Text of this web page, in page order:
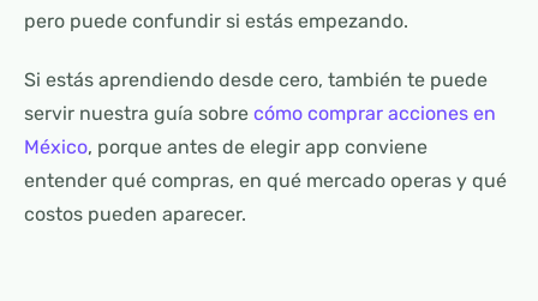
pero puede confundir si estás empezando.
Si estás aprendiendo desde cero, también te puede
servir nuestra guía sobre cómo comprar acciones en
México, porque antes de elegir app conviene
entender qué compras, en qué mercado operas y qué
costos pueden aparecer.